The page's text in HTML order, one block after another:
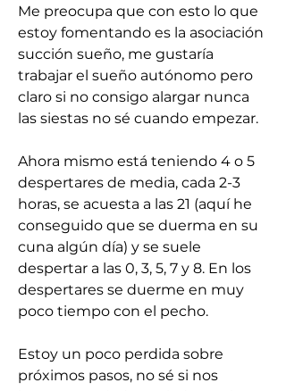
Me preocupa que con esto lo que
estoy fomentando es la asociación
succión sueño, me gustaría
trabajar el sueño autónomo pero
claro si no consigo alargar nunca
las siestas no sé cuando empezar.
Ahora mismo está teniendo 4 o 5
despertares de media, cada 2-3
horas, se acuesta a las 21 (aquí he
conseguido que se duerma en su
cuna algún día) y se suele
despertar a las 0, 3, 5, 7 y 8. En los
despertares se duerme en muy
poco tiempo con el pecho.
Estoy un poco perdida sobre
próximos pasos, no sé si nos